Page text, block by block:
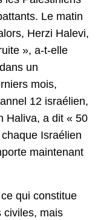
Le matin
Herzi Halevi,
», a-t-elle
un
mois,
12 israélien,
Haliva, a dit « 50
Israélien
maintenant
qui constitue
civiles, mais